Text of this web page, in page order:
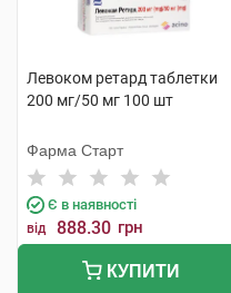
Левоком ретард таблетки
200 мг/50 мг 100 шт
Фарма Старт
Є в наявності
від 888.30 грн
КУПИТИ